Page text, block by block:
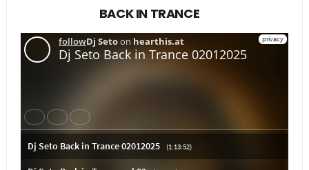
BACK IN TRANCE